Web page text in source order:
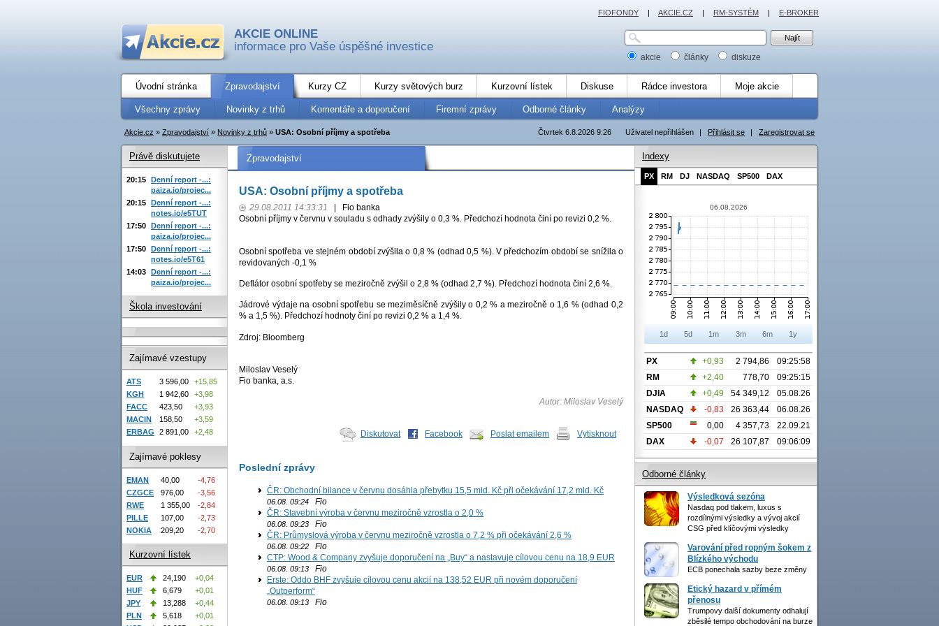
AKCIE ONLINE
informace pro Vaše úspěšné investice
akcie články diskuze
Úvodní stránka Zpravodajství Kurzy CZ Kurzy světových burz Kurzovní lístek Diskuse Rádce investora Moje akcie
Všechny zprávy Novinky z trhů Komentáře a doporučení Firemní zprávy Odborné články Analýzy
Uživatel nepřihlášen | Přihlásit se | Zaregistrovat se
Čtvrtek 6.8.2026 9:26
Akcie.cz » Zpravodajství » Novinky z trhů » USA: Osobní příjmy a spotřeba
Zpravodajství
USA: Osobní příjmy a spotřeba
29.08.2011 14:33:31
Fio banka
Osobní příjmy v červnu v souladu s odhady zvýšily o 0,3 %. Předchozí hodnota činí po revizi 0,2 %.
Osobní spotřeba ve stejném období zvýšila o 0,8 % (odhad 0,5 %). V předchozím období se snížila o
revidovaných -0,1 %
Deflátor osobní spotřeby se meziročně zvýšil o 2,8 % (odhad 2,7 %). Předchozí hodnota činí 2,6 %.
Jádrové výdaje na osobní spotřebu se meziměsíčně zvýšily o 0,2 % a meziročně o 1,6 % (odhad 0,2
% a 1,5 %). Předchozí hodnoty činí po revizi 0,2 % a 1,4 %.
Zdroj: Bloomberg
Miloslav Veselý
Fio banka, a.s.
Autor: Miloslav Veselý
Diskutovat Facebook Poslat emailem Vytisknout
Poslední zprávy
ČR: Obchodní bilance v červnu dosáhla přebytku 15,5 mld. Kč při očekávání 17,2 mld. Kč
06.08. 09:24 Fio
ČR: Stavební výroba v červnu meziročně vzrostla o 2,0 %
06.08. 09:23 Fio
ČR: Průmyslová výroba v červnu meziročně vzrostla o 7,2 % při očekávání 2,6 %
06.08. 09:22 Fio
CTP: Wood & Company zvyšuje doporučení na „Buy“ a nastavuje cílovou cenu na 18,9 EUR
06.08. 09:13 Fio
Erste: Oddo BHF zvyšuje cílovou cenu akcií na 138,52 EUR při novém doporučení
„Outperform“
06.08. 09:13 Fio
Právě diskutujete
20:15 Denní report -...:
paiza.io/projec...
20:15 Denní report -...:
notes.io/e5TUT
17:50 Denní report -...:
paiza.io/projec...
17:50 Denní report -...:
notes.io/e5T61
14:03 Denní report -...:
paiza.io/projec...
Škola investování
Zajímavé vzestupy
ATS 3 596,00
+15,85
KGH
1 942,60
+3,98
FACC
423,50
+3,93
MACIN
158,50
+3,59
ERBAG
2 891,00 +2,48
Zajímavé poklesy
EMAN 40,00
-4,76
CZGCE
976,00
-3,56
RWE
1 355,00
-2,84
PILLE
107,00
-2,73
NOKIA
209,20 -2,70
Kurzovní lístek
EUR 24,190
+0,04
HUF
6,679
+0,01
JPY
13,288
+0,44
PLN
5,618
+0,01
Indexy
PX RM DJ NASDAQ SP500 DAX
06.08.2026
1d 5d 1m 3m 6m 1y
PX +0,93 2 794,86
09:25:58
RM
+2,40 778,70
09:25:15
DJIA
+0,49 54 349,12
05.08.26
NASDAQ
-0,83 26 363,44
06.08.26
SP500
0,00 4 357,73
22.09.21
DAX
-0,07 26 107,87 09:06:09
Odborné články
Výsledková sezóna
Nasdaq pod tlakem, luxus s
rozdílnými výsledky a vývoj akcií
CSG před klíčovými výsledky
Varování před ropným šokem z
Blízkého východu
ECB ponechala sazby beze změny
Etický hazard v přímém
přenosu
Trumpovy další dokumenty odhalují
zběsilé tempo obchodování na burze
FIOFONDY | AKCIE.CZ | RM-SYSTÉM | E-BROKER